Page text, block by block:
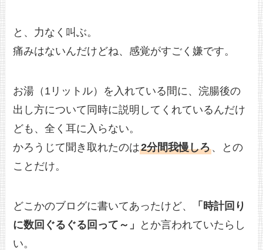
と、力なく叫ぶ。
痛みはないんだけどね、感覚がすごく嫌です。
お湯（1リットル）を入れている間に、浣腸後の
出し方について同時に説明してくれているんだけ
ども、全く耳に入らない。
かろうじて聞き取れたのは2分間我慢しろ、との
ことだけ。
どこかのブログに書いてあったけど、
「時計回り
に数回ぐるぐる回って～」
とか言われていたらし
い。